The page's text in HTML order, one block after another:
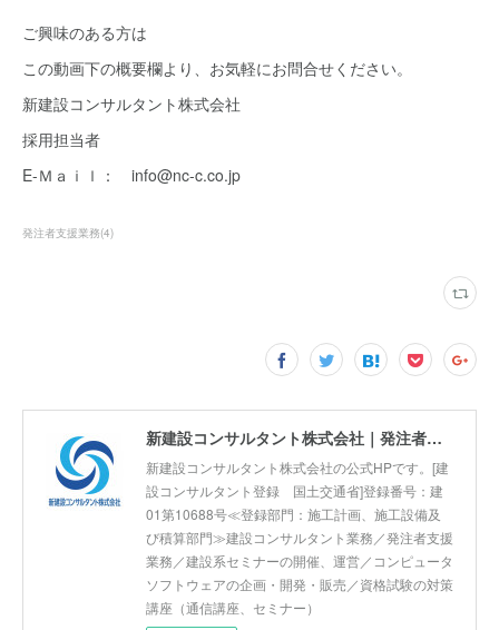
ご興味のある方は
この動画下の概要欄より、お気軽にお問合せください。
新建設コンサルタント株式会社
採用担当者
E-Ｍａｉｌ： info@nc-c.co.jp
発注者支援業務(4)
新建設コンサルタント株式会社｜発注者支援業務 国土交通省 工事監督支援 河川巡視支援 積算技術 正社員募集
新建設コンサルタント株式会社の公式HPです。[建
設コンサルタント登録 国土交通省]登録番号：建
01第10688号≪登録部門：施工計画、施工設備及
び積算部門≫建設コンサルタント業務／発注者支援
業務／建設系セミナーの開催、運営／コンピュータ
ソフトウェアの企画・開発・販売／資格試験の対策
講座（通信講座、セミナー）